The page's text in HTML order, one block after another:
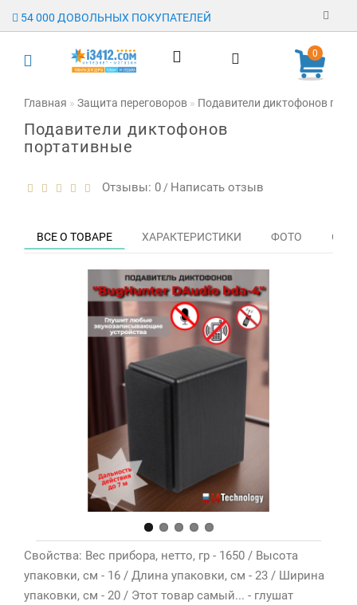
54 000 ДОВОЛЬНЫХ ПОКУПАТЕЛЕЙ
Регистрация
Авторизация
Оплата
Заявка на
опт
Мои
0
Главная Защита переговоров Подавители диктофонов
Подавители диктофонов
портативные
Отзывы: 0 / Написать отзыв
ВСЕ О ТОВАРЕ ХАРАКТЕРИСТИКИ ФОТО
Свойства: Вес прибора, нетто, гр - 1650 / Высота
упаковки, см - 16 / Длина упаковки, см - 23 / Ширина
упаковки, см - 20 / Этот товар самый... - глушат